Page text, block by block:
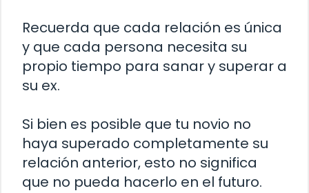
Recuerda que cada relación es única
y que cada persona necesita su
propio tiempo para sanar y superar a
su ex.
Si bien es posible que tu novio no
haya superado completamente su
relación anterior, esto no significa
que no pueda hacerlo en el futuro.